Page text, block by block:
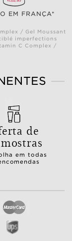
EM FRANÇA*
/ Gel Moussant
imperfections
C Complex /
de
em todas